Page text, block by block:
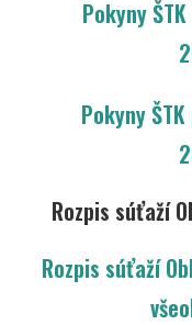
Pokyny
Pokyny
Rozpis súťaží
Rozpis súťaží